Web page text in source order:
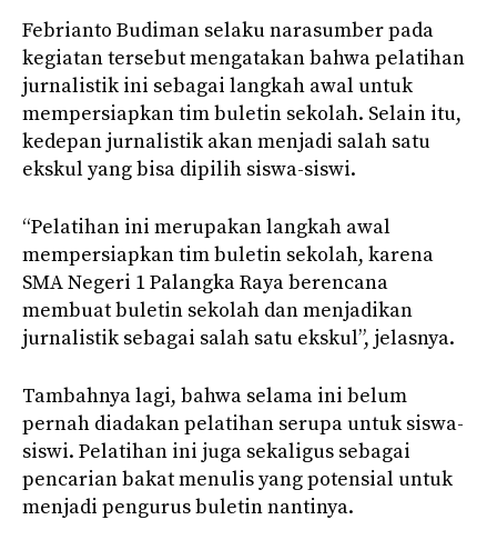
Febrianto Budiman selaku narasumber pada
kegiatan tersebut mengatakan bahwa pelatihan
jurnalistik ini sebagai langkah awal untuk
mempersiapkan tim buletin sekolah. Selain itu,
kedepan jurnalistik akan menjadi salah satu
ekskul yang bisa dipilih siswa-siswi.
“Pelatihan ini merupakan langkah awal
mempersiapkan tim buletin sekolah, karena
SMA Negeri 1 Palangka Raya berencana
membuat buletin sekolah dan menjadikan
jurnalistik sebagai salah satu ekskul”, jelasnya.
Tambahnya lagi, bahwa selama ini belum
pernah diadakan pelatihan serupa untuk siswa-
siswi. Pelatihan ini juga sekaligus sebagai
pencarian bakat menulis yang potensial untuk
menjadi pengurus buletin nantinya.